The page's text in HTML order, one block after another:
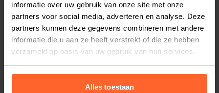
informatie over uw gebruik van onze site met onze
partners voor social media, adverteren en analyse. Deze
partners kunnen deze gegevens combineren met andere
informatie die u aan ze heeft verstrekt of die ze hebben
verzameld op basis van uw gebruik van hun services.
Alles toestaan
drinkfles voorkomt u uitdroging en verhitting.
De drinkfles is lekvrij & vaatwasserbestendig.
Met de handige lus kan je de fles gemakkelijk aan
een tas of riem bevestigen.
De kenmerken van de Duvo+ drinkfles:
Lichte & gebruiksvriendelijke drinkfles in
Elke
2 weken
Elke
4 weken
Elke
6 weken
Elke
8 weken
Elke
10 weken
Elke
12 weken